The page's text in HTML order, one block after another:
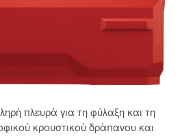
πλευρά για τη φύλαξη και τη
κρουστικού δράπανου και